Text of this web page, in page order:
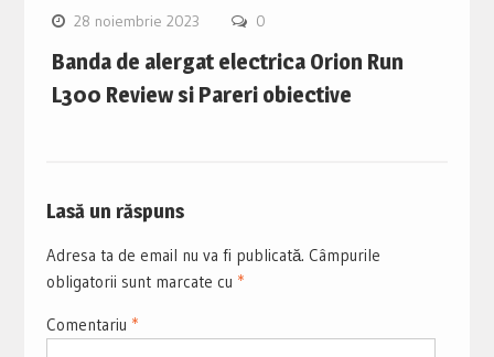
28 noiembrie 2023 0
Banda de alergat electrica Orion Run
L300 Review si Pareri obiective
Lasă un răspuns
Adresa ta de email nu va fi publicată. Câmpurile
obligatorii sunt marcate cu *
Comentariu *